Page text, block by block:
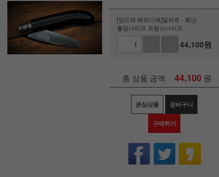
[앙드레 베르디에]알파쥬 - 흑단
폴딩나이프 프랑스나이프
+1
-1 44,100원
총 상품 금액 44,100 원
관심상품 장바구니
구매하기